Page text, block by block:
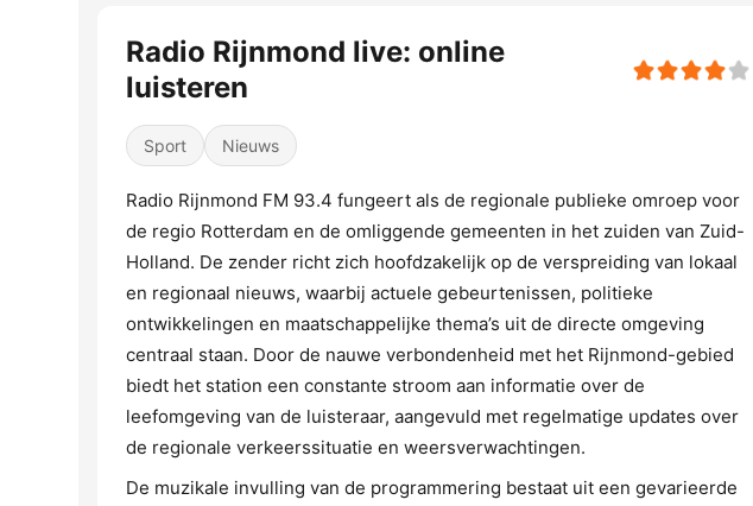
Radio Rijnmond live: online
luisteren
Sport Nieuws
Radio Rijnmond FM 93.4 fungeert als de regionale publieke omroep voor
de regio Rotterdam en de omliggende gemeenten in het zuiden van Zuid-
Holland. De zender richt zich hoofdzakelijk op de verspreiding van lokaal
en regionaal nieuws, waarbij actuele gebeurtenissen, politieke
ontwikkelingen en maatschappelijke thema’s uit de directe omgeving
centraal staan. Door de nauwe verbondenheid met het Rijnmond-gebied
biedt het station een constante stroom aan informatie over de
leefomgeving van de luisteraar, aangevuld met regelmatige updates over
de regionale verkeerssituatie en weersverwachtingen.
De muzikale invulling van de programmering bestaat uit een gevarieerde